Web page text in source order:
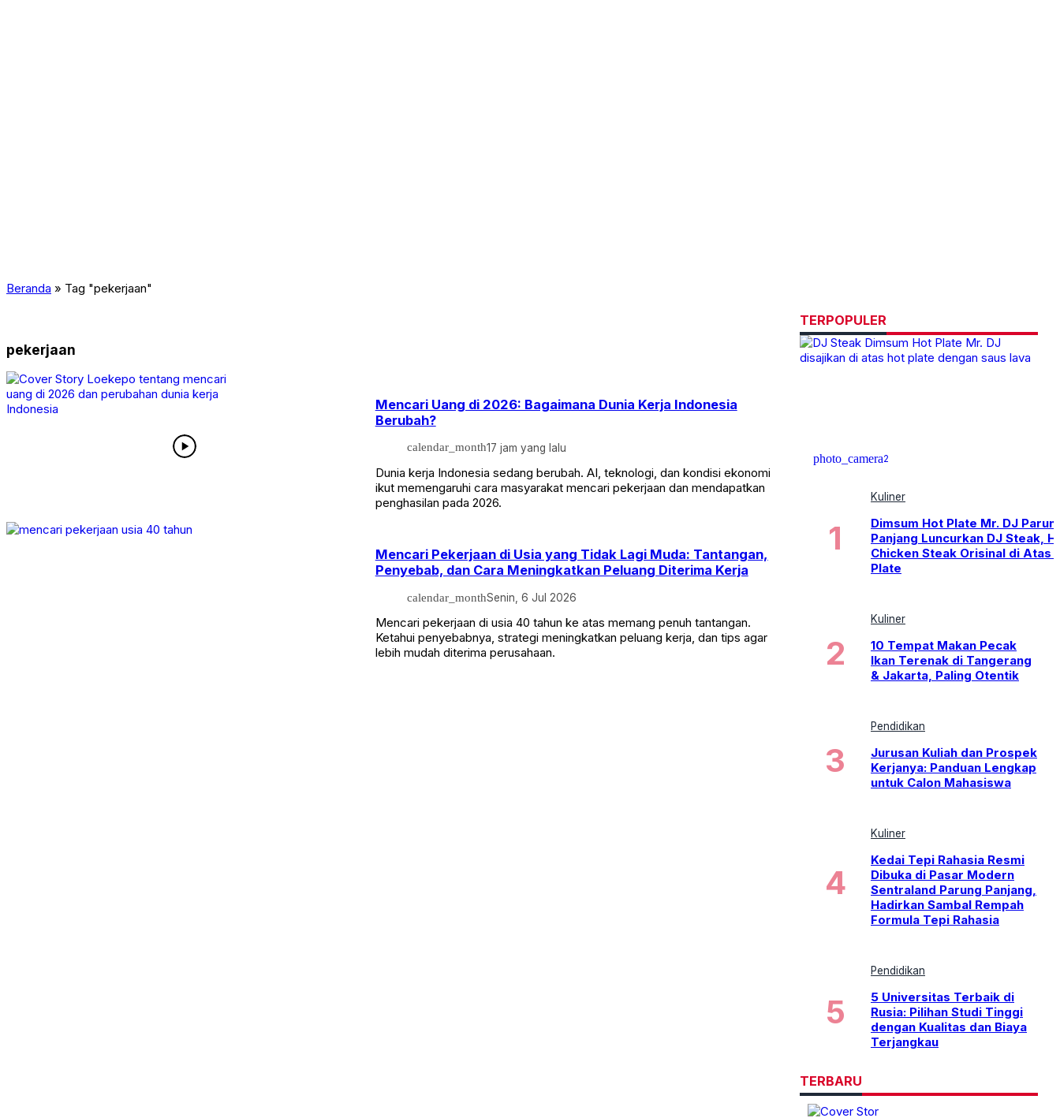
Beranda » Tag "pekerjaan"
pekerjaan
Mencari Uang di 2026: Bagaimana Dunia Kerja Indonesia
Berubah?
calendar_month17 jam yang lalu
Dunia kerja Indonesia sedang berubah. AI, teknologi, dan kondisi ekonomi
ikut memengaruhi cara masyarakat mencari pekerjaan dan mendapatkan
penghasilan pada 2026.
Mencari Pekerjaan di Usia yang Tidak Lagi Muda: Tantangan,
Penyebab, dan Cara Meningkatkan Peluang Diterima Kerja
calendar_monthSenin, 6 Jul 2026
Mencari pekerjaan di usia 40 tahun ke atas memang penuh tantangan.
Ketahui penyebabnya, strategi meningkatkan peluang kerja, dan tips agar
lebih mudah diterima perusahaan.
TERPOPULER
photo_camera2
Kuliner
Dimsum Hot Plate Mr. DJ
Panjang Luncurkan DJ Steak,
Chicken Steak Orisinal di Atas
Plate
Kuliner
10 Tempat Makan Pecak
Ikan Terenak di Tangerang
& Jakarta, Paling Otentik
Pendidikan
Jurusan Kuliah dan Prospek
Kerjanya: Panduan Lengkap
untuk Calon Mahasiswa
Kuliner
Kedai Tepi Rahasia Resmi
Dibuka di Pasar Modern
Sentraland Parung Panjang,
Hadirkan Sambal Rempah
Formula Tepi Rahasia
Pendidikan
5 Universitas Terbaik di
Rusia: Pilihan Studi Tinggi
dengan Kualitas dan Biaya
Terjangkau
TERBARU